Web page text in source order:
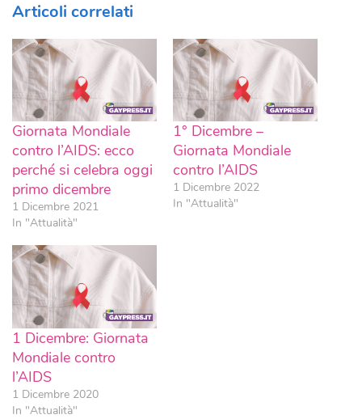
Articoli correlati
Giornata Mondiale
contro l’AIDS: ecco
perché si celebra oggi
primo dicembre
1 Dicembre 2021
In "Attualità"
1° Dicembre –
Giornata Mondiale
contro l’AIDS
1 Dicembre 2022
In "Attualità"
1 Dicembre: Giornata
Mondiale contro
l’AIDS
1 Dicembre 2020
In "Attualità"